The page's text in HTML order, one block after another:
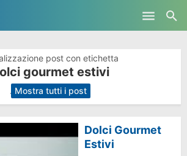
post con etichetta
gourmet estivi
. Mostra tutti i post
Dolci Gourmet
Estivi